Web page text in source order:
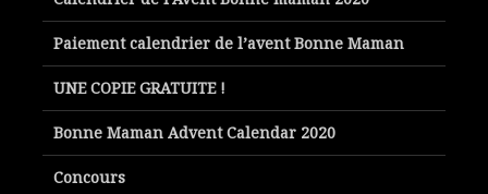
Paiement calendrier de l’avent Bonne Maman
UNE COPIE GRATUITE !
Bonne Maman Advent Calendar 2020
Concours